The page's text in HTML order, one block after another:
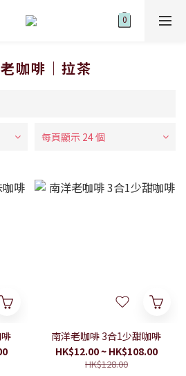
咖啡｜拉茶
每頁顯示 24 個
南洋老咖啡 3合1少甜咖啡
HK$12.00 ~ HK$108.00
HK$128.00